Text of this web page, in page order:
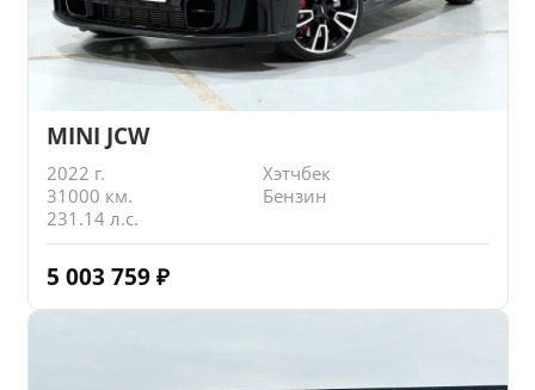
MINI JCW
2022 г.
Хэтчбек
31000 км.
Бензин
231.14 л.с.
5 003 759 ₽